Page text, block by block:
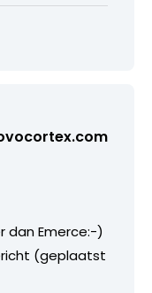
dan Emerce:-)
(geplaatst